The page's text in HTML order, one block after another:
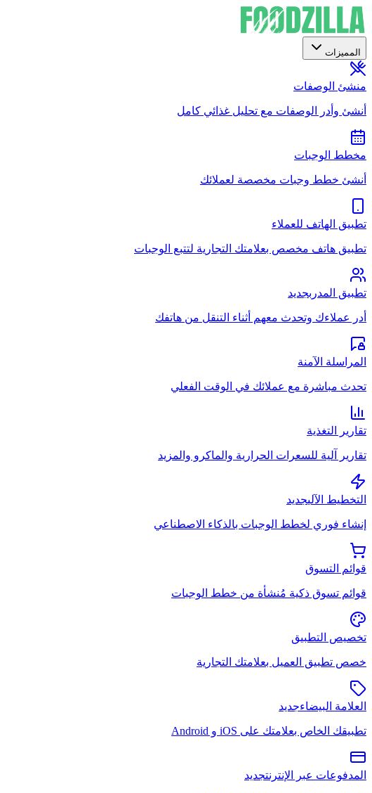
المميزات
منشئ الوصفات
أنشئ وأدر الوصفات مع تحليل غذائي كامل
مخطط الوجبات
أنشئ خطط وجبات مخصصة لعملائك
تطبيق الهاتف للعملاء
تطبيق هاتف مخصص بعلامتك التجارية لتتبع الوجبات
تطبيق المدربجديد
أدر عملاءك وتحدث معهم أثناء التنقل من هاتفك
المراسلة الآمنة
تحدث مباشرة مع عملائك في الوقت الفعلي
تقارير التغذية
تقارير آلية للسعرات الحرارية والماكرو والمزيد
التخطيط الآليجديد
إنشاء فوري لخطط الوجبات بالذكاء الاصطناعي
قوائم التسوق
قوائم تسوق ذكية مُنشأة من خطط الوجبات
تخصيص التطبيق
خصص تطبيق العميل بعلامتك التجارية
العلامة البيضاءجديد
تطبيقك الخاص بعلامتك على iOS و Android
المدفوعات عبر الإنترنتجديد